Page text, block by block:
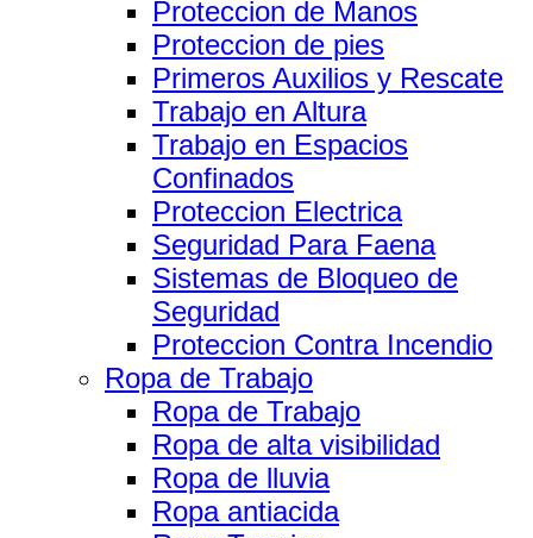
Proteccion de Manos
Proteccion de pies
Primeros Auxilios y Rescate
Trabajo en Altura
Trabajo en Espacios
Confinados
Proteccion Electrica
Seguridad Para Faena
Sistemas de Bloqueo de
Seguridad
Proteccion Contra Incendio
Ropa de Trabajo
Ropa de Trabajo
Ropa de alta visibilidad
Ropa de lluvia
Ropa antiacida